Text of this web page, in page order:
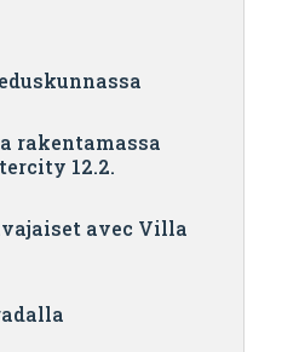
rakentamassa
12.2.
avec Villa